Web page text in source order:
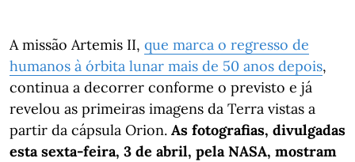
A missão Artemis II, que marca o regresso de
humanos à órbita lunar mais de 50 anos depois,
continua a decorrer conforme o previsto e já
revelou as primeiras imagens da Terra vistas a
partir da cápsula Orion. As fotografias, divulgadas
esta sexta-feira, 3 de abril, pela NASA, mostram